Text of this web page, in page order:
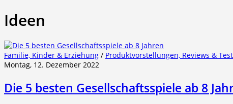
Ideen
Familie, Kinder & Erziehung / Produktvorstellungen, Reviews &
Montag, 12. Dezember 2022
Die 5 besten Gesellschaftsspiele ab 8